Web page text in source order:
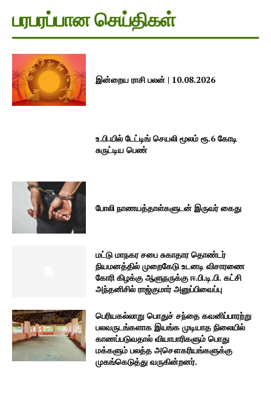
பரபரப்பான செய்திகள்
இன்றைய ராசி பலன் | 10.08.2026
உ.பி.யில் டேட்டிங் செயலி மூலம் ரூ.6 கோடி
சுருட்டிய பெண்
போலி நாணயத்தாள்களுடன் இருவர் கைது
மட்டு மாநகர சபை சுகாதார தொண்டர்
நியமனத்தில் முறைகேடு உடனடி விசாரணை
கோரி கிழக்கு ஆளுநருக்கு ஈ.பி.டி.பி. கட்சி
அந்தனிசில் ராஜ்குமார் அனுப்பிவைப்பு
பெரியகல்லாறு பொதுச் சந்தை கவனிப்பாரற்று
பலவருடங்களாக இயங்க முடியாத நிலையில்
காணப்படுவதால் வியாபாரிகளும் பொது
மக்களும் பலத்த அசௌகரியங்களுக்கு
முகங்கெடுத்து வருகின்றனர்.